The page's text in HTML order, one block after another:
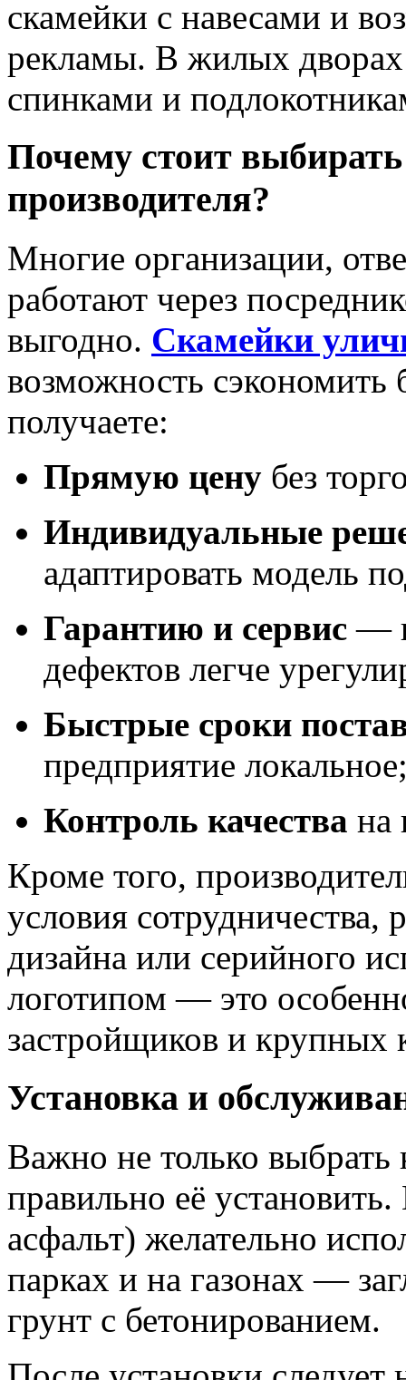
скамейки с навесами и
рекламы. В жилых
спинками и
Почему стоит
производителя?
Многие организации,
работают через
выгодно. Скамейки
возможность сэкономить
получаете:
Прямую цену без
Индивидуальные
адаптировать модель
Гарантию и сервис —
дефектов легче
Быстрые сроки
предприятие
Контроль качества на
Кроме того,
условия сотрудничества,
дизайна или серийного
логотипом — это
застройщиков и крупных
Установка и
Важно не только выбрать
правильно её
асфальт) желательно
парках и на газонах —
грунт с бетонированием.